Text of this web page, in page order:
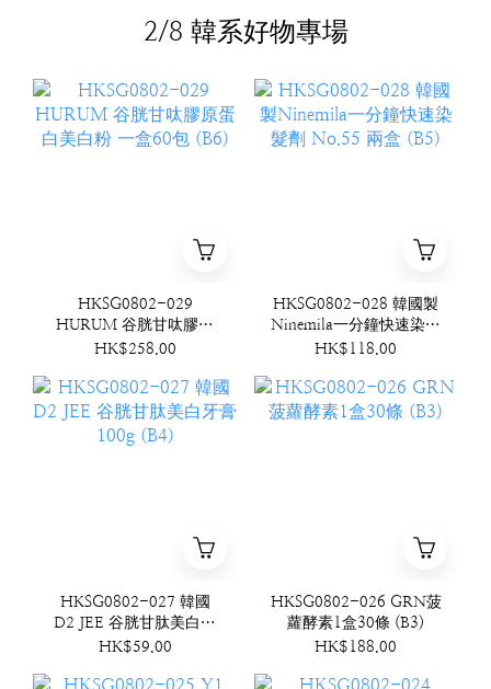
2/8 韓系好物專場
HKSG0802-029
HURUM 谷胱甘呔膠原
蛋白美白粉 一盒60包
HK$258.00
HKSG0802-028 韓國製
Ninemila一分鐘快速染髮
劑 No.55 兩盒 (B5)
HK$118.00
HKSG0802-027 韓國
D2 JEE 谷胱甘肽美白牙
膏 100g (B4)
HK$59.00
HKSG0802-026 GRN菠
蘿酵素1盒30條 (B3)
HK$188.00